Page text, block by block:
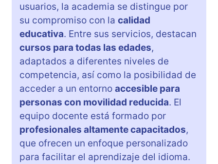
usuarios, la academia se distingue por
su compromiso con la calidad
educativa. Entre sus servicios, destacan
cursos para todas las edades,
adaptados a diferentes niveles de
competencia, así como la posibilidad de
acceder a un entorno accesible para
personas con movilidad reducida. El
equipo docente está formado por
profesionales altamente capacitados,
que ofrecen un enfoque personalizado
para facilitar el aprendizaje del idioma.